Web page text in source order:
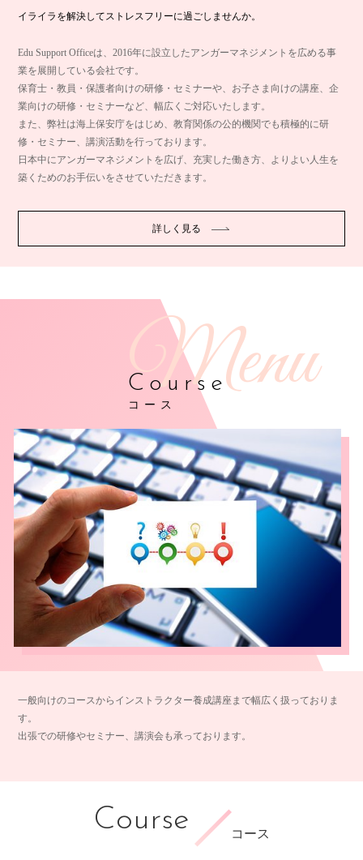
イライラを解決してストレスフリーに過ごしませんか。
Edu Support Officeは、2016年に設立したアンガーマネジメントを広める事
業を展開している会社です。
保育士・教員・保護者向けの研修・セミナーや、お子さま向けの講座、企
業向けの研修・セミナーなど、幅広くご対応いたします。
また、弊社は海上保安庁をはじめ、教育関係の公的機関でも積極的に研
修・セミナー、講演活動を行っております。
日本中にアンガーマネジメントを広げ、充実した働き方、よりよい人生を
築くためのお手伝いをさせていただきます。
詳しく見る
Course
コース
一般向けのコースからインストラクター養成講座まで幅広く扱っておりま
す。
出張での研修やセミナー、講演会も承っております。
Course コース